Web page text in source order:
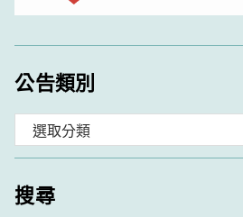
公告類別
類
搜尋